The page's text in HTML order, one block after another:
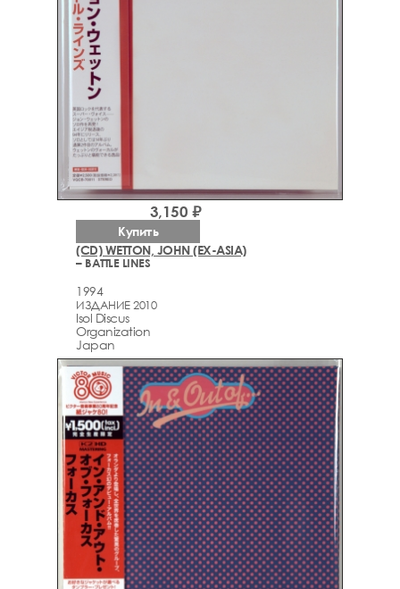
(CD) WETTON, JOHN (EX-ASIA)
– BATTLE LINES
1994
ИЗДАНИЕ 2010
Isol Discus
Organization
Japan
3,150 ₽
Купить